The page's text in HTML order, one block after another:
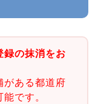
の抹消をお
ある都道府
です。